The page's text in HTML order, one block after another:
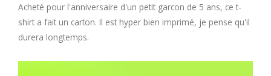
Acheté pour l'anniversaire d'un petit garcon de 5 ans, ce t-
shirt a fait un carton. Il est hyper bien imprimé, je pense qu'il
durera longtemps.